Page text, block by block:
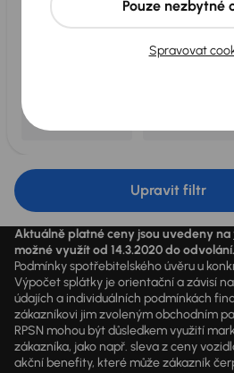
Upravit filtr
Aktuálně platné ceny jsou uvedeny na
možné využít od 14.3.2020 do odvolání.
Podmínky spotřebitelského úvěru u
Výpočet splátky je orientační a závisí
údajích a individuálních podmínkách
zákazníkovi jim zvoleným obchodním
RPSN mohou být důsledkem využití
zákazníka, jako např. sleva z ceny
akční benefity, které může zákazník
Spravovat
Pouze nezbytné